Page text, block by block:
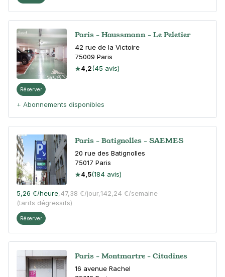
Paris - Haussmann - Le Peletier
42 rue de la Victoire
75009 Paris
4,2(45 avis)
Réserver
+ Abonnements disponibles
Paris - Batignolles - SAEMES
20 rue des Batignolles
75017 Paris
4,5(184 avis)
5,26 €/heure,47,38 €/jour,142,24 €/semaine
(tarifs dégressifs)
Réserver
Paris - Montmartre - Citadines
16 avenue Rachel